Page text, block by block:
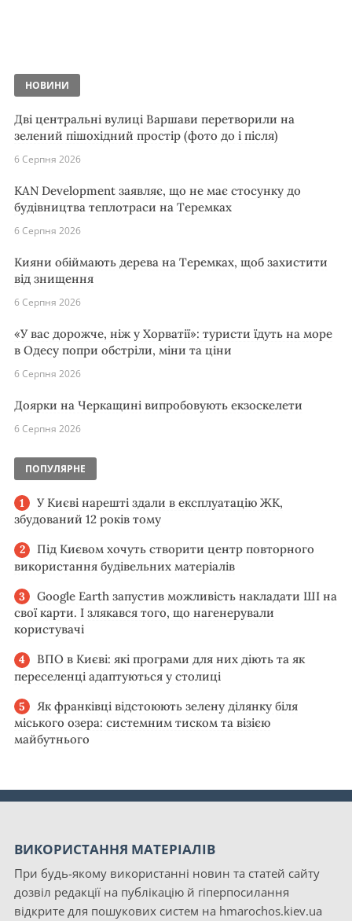
НОВИНИ
Дві центральні вулиці Варшави перетворили на
зелений пішохідний простір (фото до і після)
6 Серпня 2026
KAN Development заявляє, що не має стосунку до
будівництва теплотраси на Теремках
6 Серпня 2026
Кияни обіймають дерева на Теремках, щоб захистити
від знищення
6 Серпня 2026
«У вас дорожче, ніж у Хорватії»: туристи їдуть на море
в Одесу попри обстріли, міни та ціни
6 Серпня 2026
Доярки на Черкащині випробовують екзоскелети
6 Серпня 2026
ПОПУЛЯРНЕ
У Києві нарешті здали в експлуатацію ЖК,
збудований 12 років тому
Під Києвом хочуть створити центр повторного
використання будівельних матеріалів
Google Earth запустив можливість накладати ШІ на
свої карти. І злякався того, що нагенерували
користувачі
ВПО в Києві: які програми для них діють та як
переселенці адаптуються у столиці
Як франківці відстоюють зелену ділянку біля
міського озера: системним тиском та візією
майбутнього
ВИКОРИСТАННЯ МАТЕРІАЛІВ
При будь-якому використанні новин та статей сайту
дозвіл редакції на публікацію й гіперпосилання
відкрите для пошукових систем на hmarochos.kiev.ua